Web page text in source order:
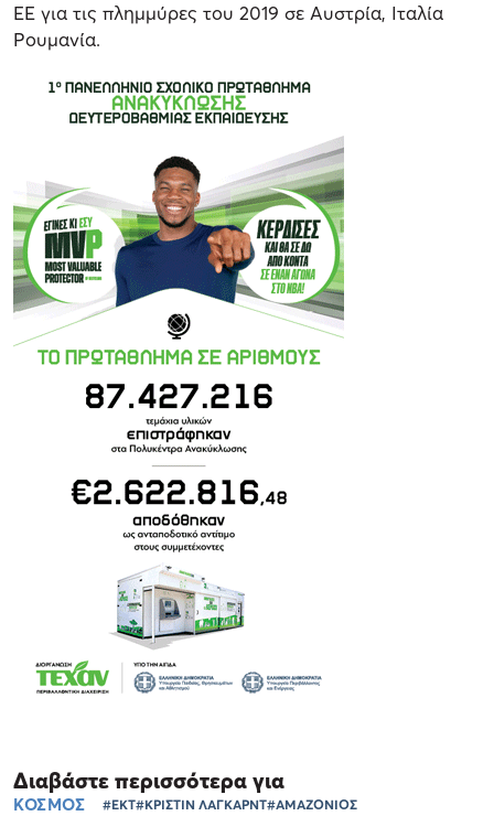
ΕΕ για τις πλημμύρες του 2019 σε Αυστρία, Ιταλία
Ρουμανία.
Διαβάστε περισσότερα για
ΚΟΣΜΟΣ #ΕΚΤ#ΚΡΙΣΤΙΝ ΛΑΓΚΑΡΝΤ#ΑΜΑΖΟΝΙΟΣ